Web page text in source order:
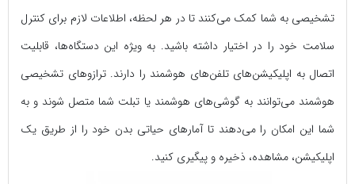
تشخیصی به شما کمک می‌کنند تا در هر لحظه، اطلاعات لازم برای کنترل
سلامت خود را در اختیار داشته باشید. به ویژه این دستگاه‌ها، قابلیت
اتصال به اپلیکیشن‌های تلفن‌های هوشمند را دارند. ترازوهای تشخیصی
هوشمند می‌توانند به گوشی‌های هوشمند یا تبلت شما متصل شوند و به
شما این امکان را می‌دهند تا آمارهای حیاتی بدن خود را از طریق یک
اپلیکیشن، مشاهده، ذخیره و پیگیری کنید.